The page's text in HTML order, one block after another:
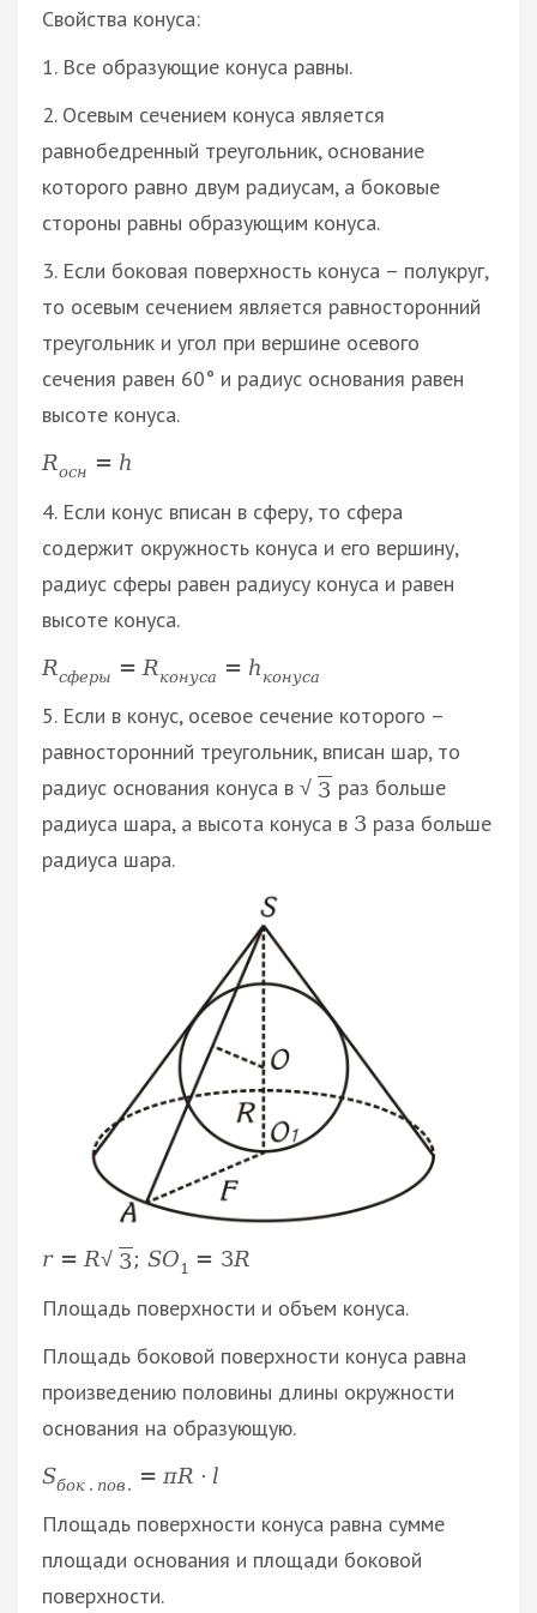
Свойства конуса:
1. Все образующие конуса равны.
2. Осевым сечением конуса является
равнобедренный треугольник, основание
которого равно двум радиусам, а боковые
стороны равны образующим конуса.
3. Если боковая поверхность конуса – полукруг,
то осевым сечением является равносторонний
треугольник и угол при вершине осевого
сечения равен 60° и радиус основания равен
высоте конуса.
Rосн = h
4. Если конус вписан в сферу, то сфера
содержит окружность конуса и его вершину,
радиус сферы равен радиусу конуса и равен
высоте конуса.
Rсферы = Rконуса = h конуса
5. Если в конус, осевое сечение которого –
равносторонний треугольник, вписан шар, то
радиус основания конуса в √ 3 раз больше
радиуса шара, а высота конуса в 3 раза больше
радиуса шара.
r = R√ 3; SO1 = 3R
Площадь поверхности и объем конуса.
Площадь боковой поверхности конуса равна
произведению половины длины окружности
основания на образующую.
Sбок . пов . = πR · l
Площадь поверхности конуса равна сумме
площади основания и площади боковой
поверхности.